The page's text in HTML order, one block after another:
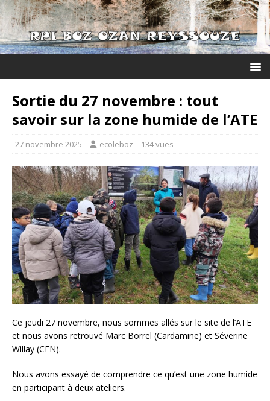
Sortie du 27 novembre : tout
savoir sur la zone humide de l’ATE
27 novembre 2025 ecoleboz 134 vues
Ce jeudi 27 novembre, nous sommes allés sur le site de l’ATE
et nous avons retrouvé Marc Borrel (Cardamine) et Séverine
Willay (CEN).
Nous avons essayé de comprendre ce qu’est une zone humide
en participant à deux ateliers.